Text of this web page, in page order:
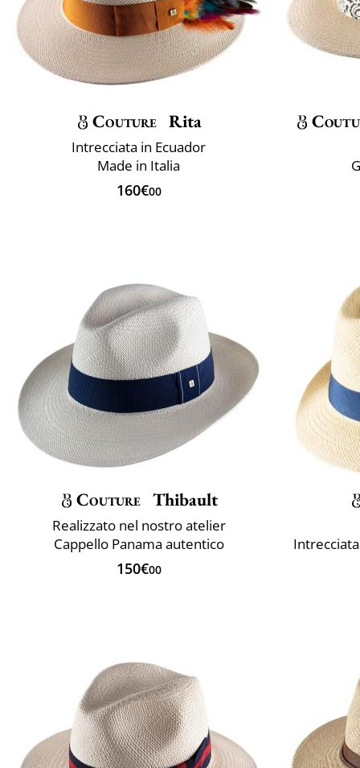
Couture Rita
Intrecciata in Ecuador
Made in Italia
160€00
Couture Thibault
Realizzato nel nostro atelier
Cappello Panama autentico
150€00